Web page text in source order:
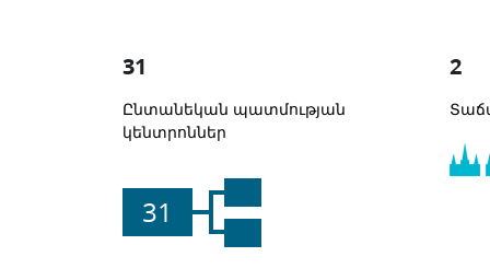
31
Ընտանեկան պատմության
կենտրոններ
31
2